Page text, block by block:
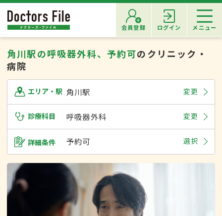
会員登録 ログイン メニュー
角川駅の呼吸器外科、予約可のクリニック・
病院
エリア・駅 角川駅 変更
診療科目 呼吸器外科 変更
詳細条件 予約可 選択